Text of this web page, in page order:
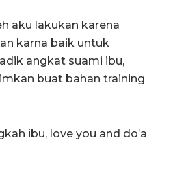
aku lakukan karena
karna baik untuk
angkat suami ibu,
buat bahan training
ibu, love you and do’a